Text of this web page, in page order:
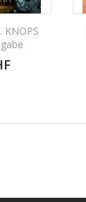
KNOPS